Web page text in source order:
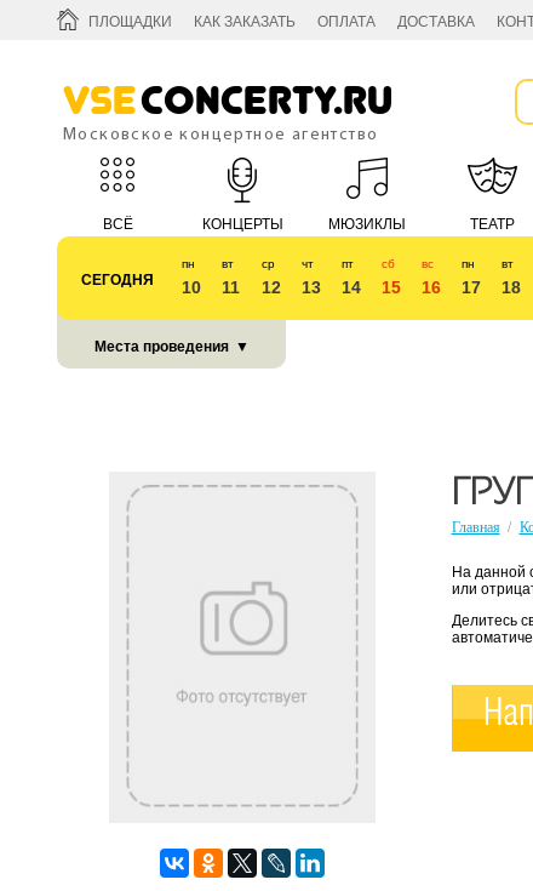
ПЛОЩАДКИ КАК ЗАКАЗАТЬ ОПЛАТА ДОСТАВКА
VseConcerty.ru
Московское концертное агентство
ВСЁ КОНЦЕРТЫ МЮЗИКЛЫ ТЕАТР
СЕГОДНЯ
пн
10
вт
11
ср
12
чт
13
пт
14
сб
15
вс
16
пн
17
вт
18
Места проведения ▼
Главная /
На данной
или
Делитесь